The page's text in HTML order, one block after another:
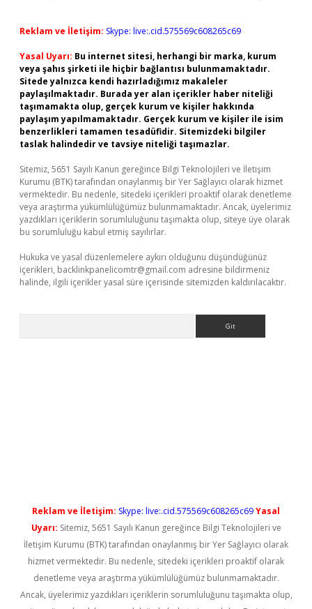
Reklam ve İletişim: Skype: live:.cid.575569c608265c69
Yasal Uyarı: Bu internet sitesi, herhangi bir marka, kurum
veya şahıs şirketi ile hiçbir bağlantısı bulunmamaktadır.
Sitede yalnızca kendi hazırladığımız makaleler
paylaşılmaktadır. Burada yer alan içerikler haber niteliği
taşımamakta olup, gerçek kurum ve kişiler hakkında
paylaşım yapılmamaktadır. Gerçek kurum ve kişiler ile isim
benzerlikleri tamamen tesadüfidir. Sitemizdeki bilgiler
taslak halindedir ve tavsiye niteliği taşımazlar.
Sitemiz, 5651 Sayılı Kanun gereğince Bilgi Teknolojileri ve İletişim
Kurumu (BTK) tarafından onaylanmış bir Yer Sağlayıcı olarak hizmet
vermektedir. Bu nedenle, sitedeki içerikleri proaktif olarak denetleme
veya araştırma yükümlülüğümüz bulunmamaktadır. Ancak, üyelerimiz
yazdıkları içeriklerin sorumluluğunu taşımakta olup, siteye üye olarak
bu sorumluluğu kabul etmiş sayılırlar.
Hukuka ve yasal düzenlemelere aykırı olduğunu düşündüğünüz
içerikleri, backlinkpanelicomtr@gmail.com adresine bildirmeniz
halinde, ilgili içerikler yasal süre içerisinde sitemizden kaldırılacaktır.
Reklam ve İletişim: Skype: live:.cid.575569c608265c69Yasal
Uyarı: Sitemiz, 5651 Sayılı Kanun gereğince Bilgi Teknolojileri ve
İletişim Kurumu (BTK) tarafından onaylanmış bir Yer Sağlayıcı olarak
hizmet vermektedir. Bu nedenle, sitedeki içerikleri proaktif olarak
denetleme veya araştırma yükümlülüğümüz bulunmamaktadır.
Ancak, üyelerimiz yazdıkları içeriklerin sorumluluğunu taşımakta olup,